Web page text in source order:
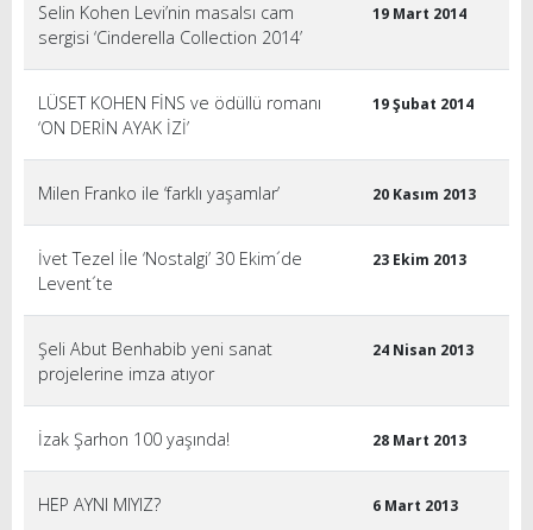
Selin Kohen Levi’nin masalsı cam
sergisi ‘Cinderella Collection 2014’
19 Mart 2014
LÜSET KOHEN FİNS ve ödüllü romanı
‘ON DERİN AYAK İZİ’
19 Şubat 2014
Milen Franko ile ‘farklı yaşamlar’ 20 Kasım 2013
İvet Tezel İle ‘Nostalgi’ 30 Ekim´de
Levent´te
23 Ekim 2013
Şeli Abut Benhabib yeni sanat
projelerine imza atıyor
24 Nisan 2013
İzak Şarhon 100 yaşında! 28 Mart 2013
HEP AYNI MIYIZ? 6 Mart 2013